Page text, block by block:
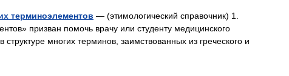
терминоэлементов — (этимологический справочник) 1.
призван помочь врачу или студенту медицинского
многих терминов, заимствованных из греческого и